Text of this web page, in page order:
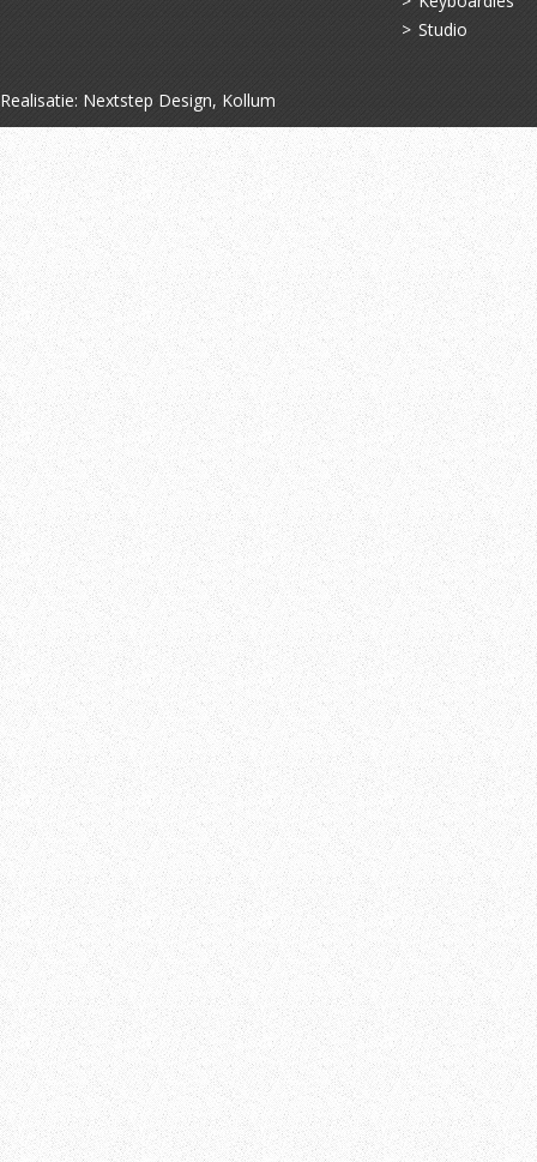
Studio
Realisatie: Nextstep Design, Kollum